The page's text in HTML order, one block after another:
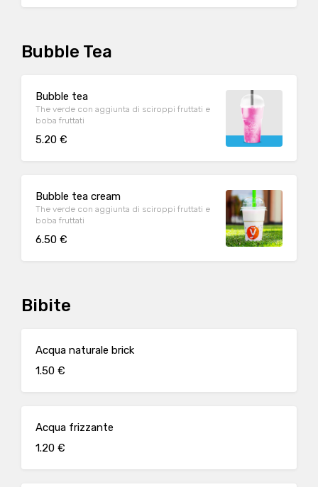
Bubble Tea
Bubble tea
The verde con aggiunta di sciroppi fruttati e
boba fruttati
5.20 €
Bubble tea cream
The verde con aggiunta di sciroppi fruttati e
boba fruttati
6.50 €
Bibite
Acqua naturale brick
1.50 €
Acqua frizzante
1.20 €